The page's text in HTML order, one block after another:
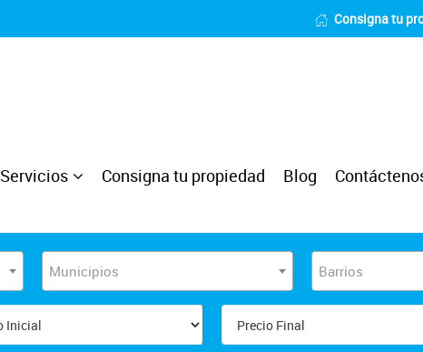
Consigna tu
Servicios Consigna tu propiedad Blog
Municipios Barrios